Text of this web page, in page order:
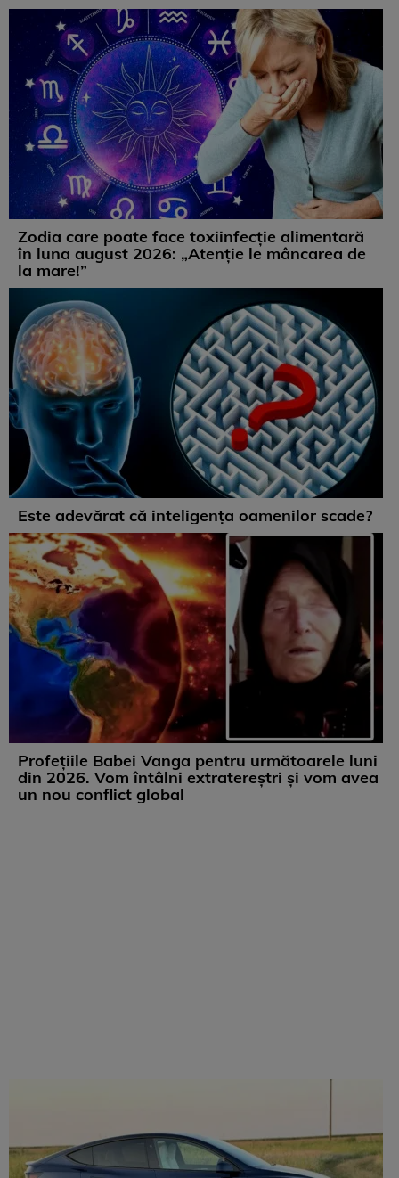
Zodia care poate face toxiinfecție alimentară
în luna august 2026: „Atenție le mâncarea de
la mare!”
Este adevărat că inteligența oamenilor scade?
Profețiile Babei Vanga pentru următoarele luni
din 2026. Vom întâlni extratereștri și vom avea
un nou conflict global